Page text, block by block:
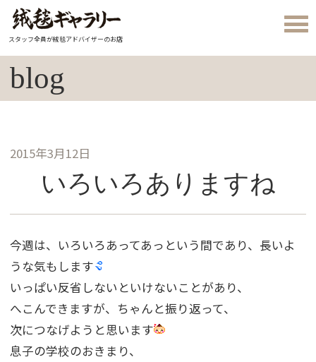
スタッフ全員が絨毯アドバイザーのお店
blog
2015年3月12日
いろいろありますね
今週は、いろいろあってあっという間であり、長いよ
うな気もします
いっぱい反省しないといけないことがあり、
へこんできますが、ちゃんと振り返って、
次につなげようと思います
息子の学校のおきまり、